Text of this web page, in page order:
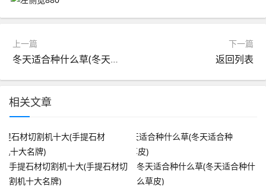
上一篇
冬天适合种什么草(冬天适合种什么草皮)
下一篇
返回列表
相关文章
手提石材切割机十大(手提石材切
割机十大名牌)
冬天适合种什么草(冬天适合种什
么草皮)